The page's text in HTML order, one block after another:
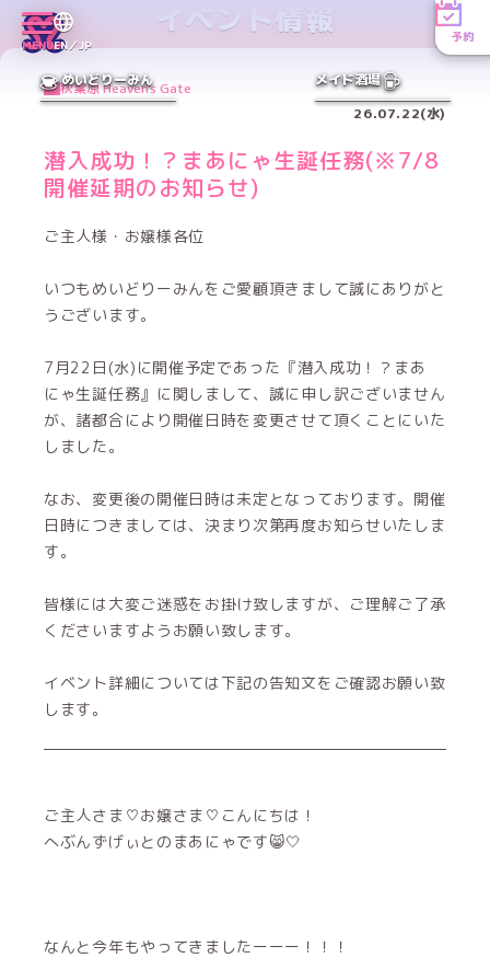
MENUEN／JP
予約
めいどりーみん メイド酒場
イベント情報
秋葉原 Heaven's Gate
26.07.22(水)
潜入成功！？まあにゃ生誕任務(※7/8
開催延期のお知らせ)
ご主人様・お嬢様各位
いつもめいどりーみんをご愛顧頂きまして誠にありがと
うございます。
7月22日(水)に開催予定であった『潜入成功！？まあ
にゃ生誕任務』に関しまして、誠に申し訳ございません
が、諸都合により開催日時を変更させて頂くことにいた
しました。
なお、変更後の開催日時は未定となっております。開催
日時につきましては、決まり次第再度お知らせいたしま
す。
皆様には大変ご迷惑をお掛け致しますが、ご理解ご了承
くださいますようお願い致します。
イベント詳細については下記の告知文をご確認お願い致
します。
ご主人さま♡お嬢さま♡こんにちは！
へぶんずげぃとのまあにゃです😸🤍
なんと今年もやってきましたーーー！！！